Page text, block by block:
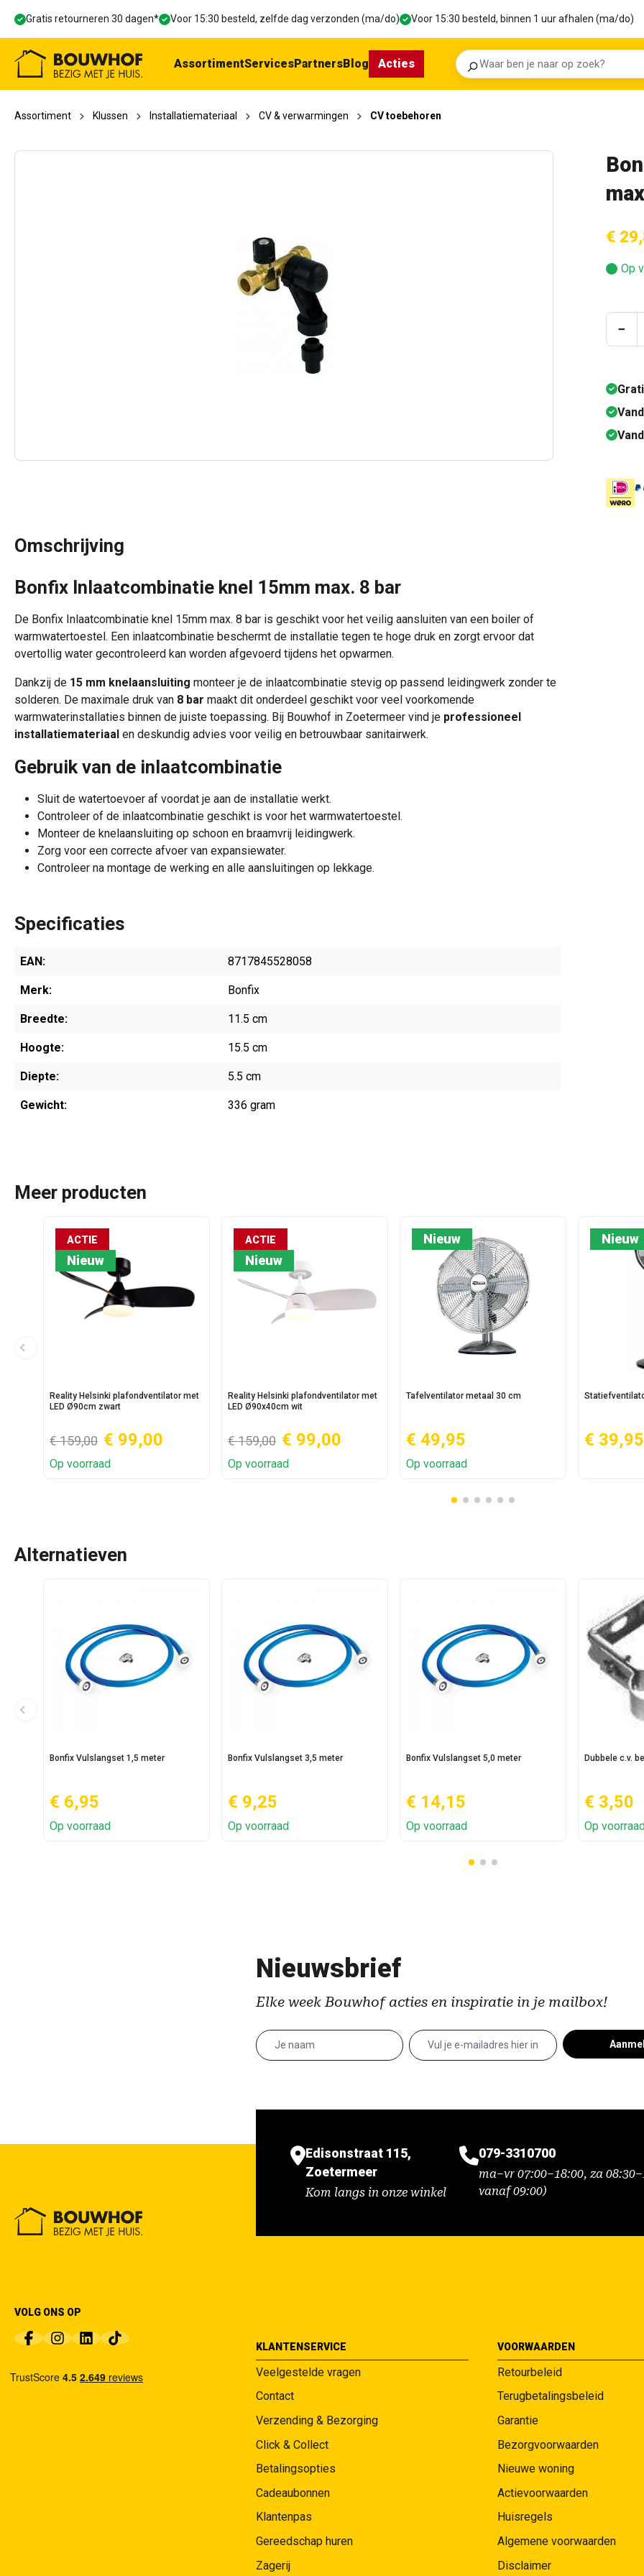
Ga naar de hoofdnavigatie
Gratis retourneren 30 dagen* Voor 15:30 besteld, zelfde dag verzonden (ma/do) Voor 15:30 besteld, binnen 1 uur afhalen (ma/do)
Zoeken
AssortimentServicesPartnersBlog Acties
Assortiment Klussen Installatiemateriaal CV & verwarmingen CV toebehoren
€
Op
−
Omschrijving
Bonfix Inlaatcombinatie knel 15mm max. 8 bar
De Bonfix Inlaatcombinatie knel 15mm max. 8 bar is geschikt voor het veilig aansluiten van een boiler of
warmwatertoestel. Een inlaatcombinatie beschermt de installatie tegen te hoge druk en zorgt ervoor dat
overtollig water gecontroleerd kan worden afgevoerd tijdens het opwarmen.
Dankzij de 15 mm knelaansluiting monteer je de inlaatcombinatie stevig op passend leidingwerk zonder te
solderen. De maximale druk van 8 bar maakt dit onderdeel geschikt voor veel voorkomende
warmwaterinstallaties binnen de juiste toepassing. Bij Bouwhof in Zoetermeer vind je professioneel
installatiemateriaal en deskundig advies voor veilig en betrouwbaar sanitairwerk.
Gebruik van de inlaatcombinatie
Sluit de watertoevoer af voordat je aan de installatie werkt.
Controleer of de inlaatcombinatie geschikt is voor het warmwatertoestel.
Monteer de knelaansluiting op schoon en braamvrij leidingwerk.
Zorg voor een correcte afvoer van expansiewater.
Controleer na montage de werking en alle aansluitingen op lekkage.
Specificaties
EAN: 8717845528058
Merk: Bonfix
Breedte: 11.5 cm
Hoogte: 15.5 cm
Diepte: 5.5 cm
Gewicht: 336 gram
Meer producten
ACTIE
Nieuw
Reality Helsinki plafondventilator met
LED Ø90cm zwart
€ 159,00 € 99,00
Op voorraad
ACTIE
Nieuw
Reality Helsinki plafondventilator met
LED Ø90x40cm wit
€ 159,00 € 99,00
Op voorraad
Nieuw
Tafelventilator metaal 30 cm
€ 49,95
Op voorraad
Nieuw
€ 39,95
Alternatieven
Bonfix Vulslangset 1,5 meter
€ 6,95
Op voorraad
Bonfix Vulslangset 3,5 meter
€ 9,25
Op voorraad
Bonfix Vulslangset 5,0 meter
€ 14,15
Op voorraad
Dubbele c.v.
€ 3,50
Op
Nieuwsbrief
Elke week Bouwhof acties en inspiratie in je mailbox!
Edisonstraat 115,
Zoetermeer
Kom langs in onze winkel
079-3310700
ma–vr 07:00–18:00, za
vanaf 09:00)
VOLG ONS OP
KLANTENSERVICE
Veelgestelde vragen
Contact
Verzending & Bezorging
Click & Collect
Betalingsopties
Cadeaubonnen
Klantenpas
Gereedschap huren
Zagerij
VOORWAARDEN
Retourbeleid
Terugbetalingsbeleid
Garantie
Bezorgvoorwaarden
Nieuwe woning
Actievoorwaarden
Huisregels
Algemene voorwaarden
Disclaimer